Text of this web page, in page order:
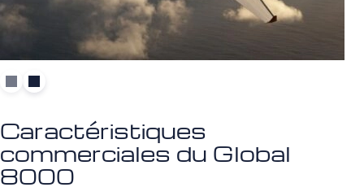
Caractéristiques
commerciales du Global
8000